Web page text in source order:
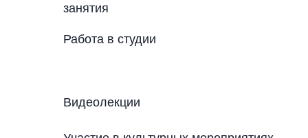
занятия
Работа в студии
Видеолекции